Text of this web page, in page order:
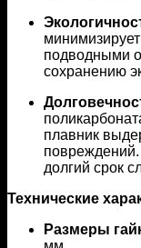
подводными
сохранению
плавник
повреждений.
долгий срок
Технические
Размеры